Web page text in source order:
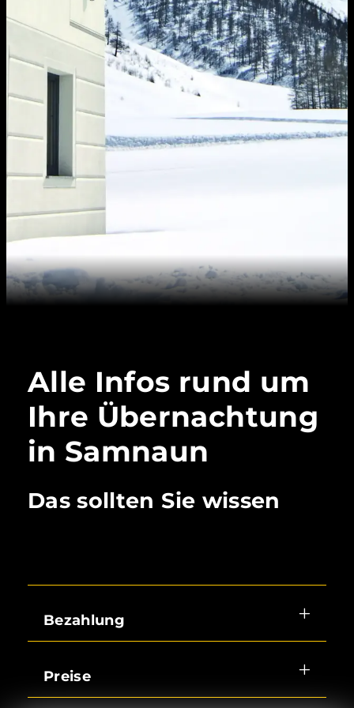
Alle Infos rund um
Ihre Übernachtung
in Samnaun
Das sollten Sie wissen
Bezahlung
spätestens 20 Tage vor Ihrer
Anreise zu überweisen. Um
Preise